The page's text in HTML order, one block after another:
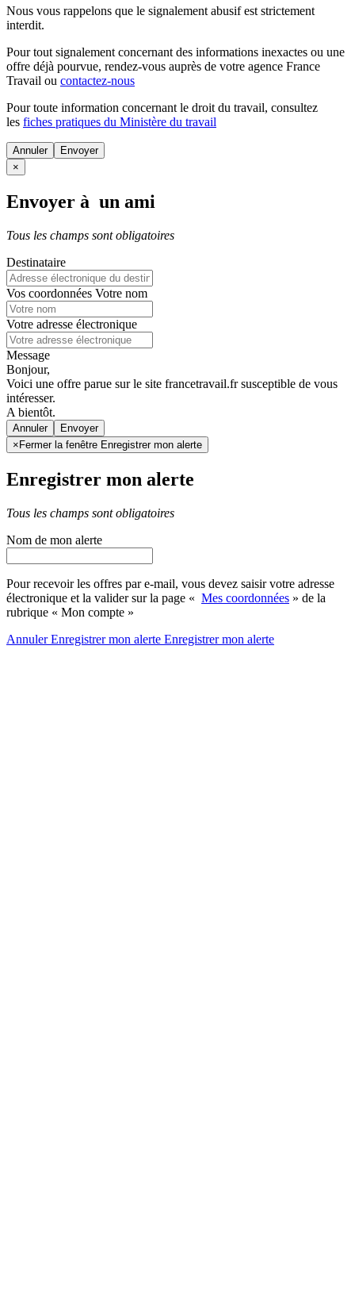
Nous vous rappelons que le signalement abusif est strictement
interdit.
Pour tout signalement concernant des informations inexactes ou une
offre déjà pourvue, rendez-vous auprès de votre agence France
Travail ou contactez-nous
Pour toute information concernant le droit du travail, consultez
les fiches pratiques du Ministère du travail
Annuler
×
Envoyer à un ami
Tous les champs sont obligatoires
Destinataire
Vos coordonnées Votre nom
Votre adresse électronique
Message
Bonjour,
Voici une offre parue sur le site francetravail.fr susceptible de vous
intéresser.
A bientôt.
Annuler
× Fermer la fenêtre Enregistrer mon alerte
Enregistrer mon alerte
Tous les champs sont obligatoires
Nom de mon alerte
Pour recevoir les offres par e-mail, vous devez saisir votre adresse
électronique et la valider sur la page « Mes coordonnées » de la
rubrique « Mon compte »
AnnulerEnregistrer mon alerte Enregistrermon alerte